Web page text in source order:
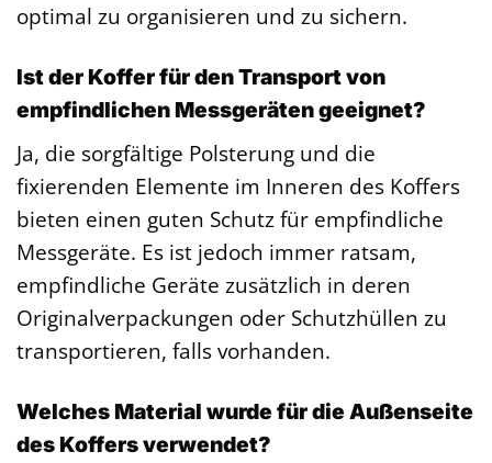
optimal zu organisieren und zu sichern.
Ist der Koffer für den Transport von
empfindlichen Messgeräten geeignet?
Ja, die sorgfältige Polsterung und die
fixierenden Elemente im Inneren des Koffers
bieten einen guten Schutz für empfindliche
Messgeräte. Es ist jedoch immer ratsam,
empfindliche Geräte zusätzlich in deren
Originalverpackungen oder Schutzhüllen zu
transportieren, falls vorhanden.
Welches Material wurde für die Außenseite
des Koffers verwendet?